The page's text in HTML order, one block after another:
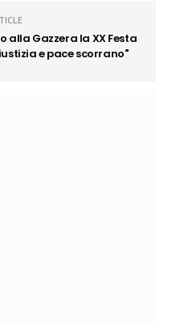
alla Gazzera la XX Festa
e pace scorrano"